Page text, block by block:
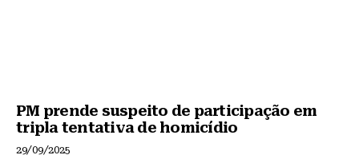
PM prende suspeito de participação em
tripla tentativa de homicídio
29/09/2025